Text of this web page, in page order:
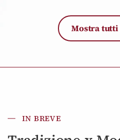
Mostra
IN BREVE